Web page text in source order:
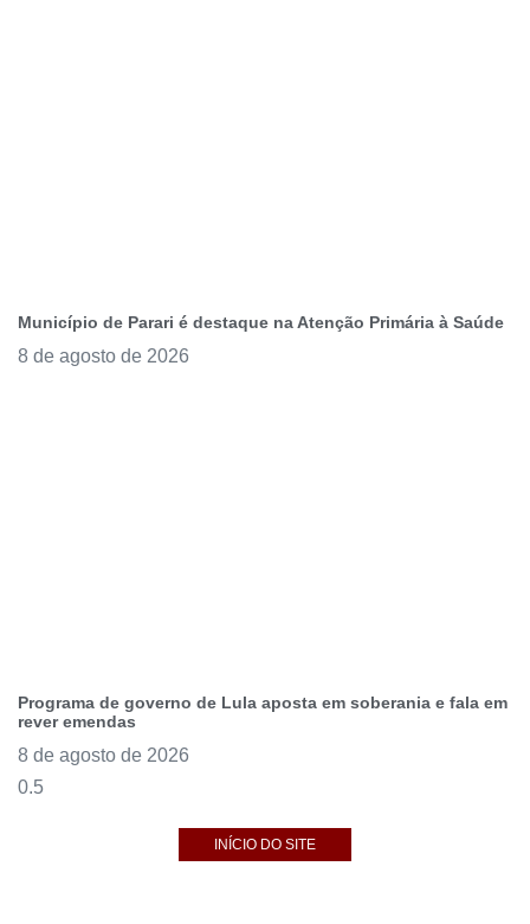
Município de Parari é destaque na Atenção Primária à Saúde
8 de agosto de 2026
Programa de governo de Lula aposta em soberania e fala em
rever emendas
8 de agosto de 2026
INÍCIO DO SITE